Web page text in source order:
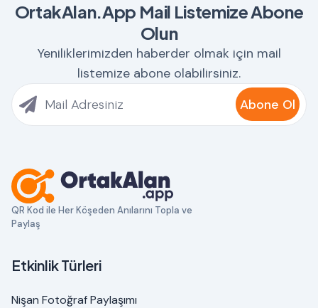
OrtakAlan.App Mail Listemize Abone
Olun
Yeniliklerimizden haberder olmak için mail
listemize abone olabilirsiniz.
Abone Ol
QR Kod ile Her Köşeden Anılarını Topla ve
Paylaş
Etkinlik Türleri
Nişan Fotoğraf Paylaşımı